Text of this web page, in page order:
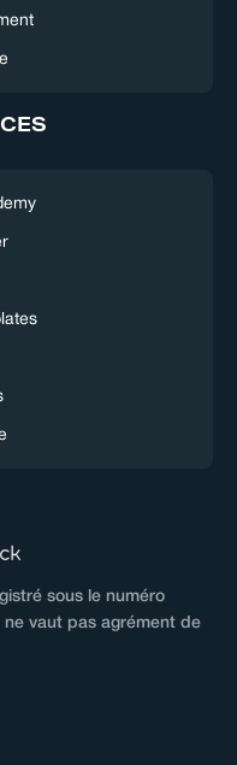
sous le numéro
vaut pas agrément de